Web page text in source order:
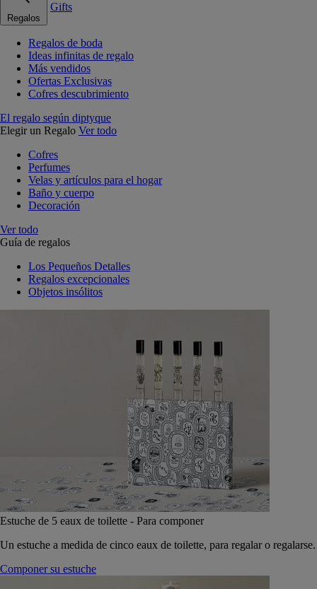
Regalos
Gifts
Regalos de boda
Ideas infinitas de regalo
Más vendidos
Ofertas Exclusivas
Cofres descubrimiento
El regalo según diptyque
Elegir un Regalo Ver todo
Cofres
Perfumes
Velas y artículos para el hogar
Baño y cuerpo
Decoración
Ver todo
Guía de regalos
Los Pequeños Detalles
Regalos excepcionales
Objetos insólitos
Estuche de 5 eaux de toilette - Para componer
Un estuche a medida de cinco eaux de toilette, para regalar o regalarse.
Componer su estuche